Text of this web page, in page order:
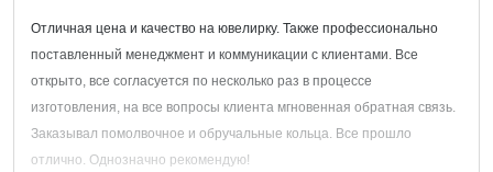
Отличная цена и качество на ювелирку. Также профессионально
поставленный менеджмент и коммуникации с клиентами. Все
открыто, все согласуется по несколько раз в процессе
изготовления, на все вопросы клиента мгновенная обратная связь.
Заказывал помолвочное и обручальные кольца. Все прошло
отлично. Однозначно рекомендую!